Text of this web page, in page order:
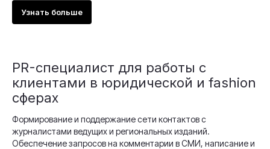
Узнать больше
PR-специалист для работы с
клиентами в юридической и fashion
сферах
Формирование и поддержание сети контактов с
журналистами ведущих и региональных изданий.
Обеспечение запросов на комментарии в СМИ, написание и